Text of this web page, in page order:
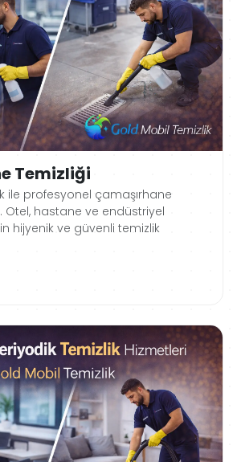
Temizliği
ile profesyonel çamaşırhane
Otel, hastane ve endüstriyel
hijyenik ve güvenli temizlik